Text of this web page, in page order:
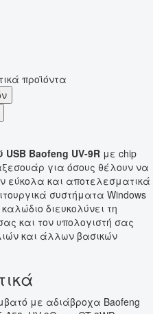
προϊόντα
Baofeng UV-9R με chip
για όσους θέλουν να
εύκολα και αποτελεσματικά
συστήματα Windows
διευκολύνει τη
και τον υπολογιστή σας
και άλλων βασικών
με αδιάβροχα Baofeng